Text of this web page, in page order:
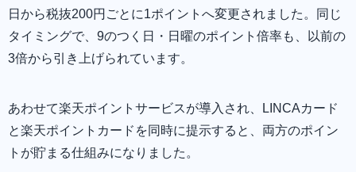
日から税抜200円ごとに1ポイントへ変更されました。同じ
タイミングで、9のつく日・日曜のポイント倍率も、以前の
3倍から引き上げられています。
あわせて楽天ポイントサービスが導入され、LINCAカード
と楽天ポイントカードを同時に提示すると、両方のポイン
トが貯まる仕組みになりました。